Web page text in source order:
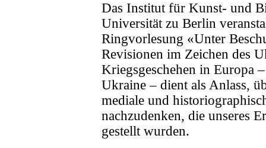
Das Institut für Kunst- und
Universität zu Berlin
Ringvorlesung «Unter
Revisionen im Zeichen des
Kriegsgeschehen in Europa
Ukraine – dient als Anlass,
mediale und
nachzudenken, die unseres
gestellt wurden.